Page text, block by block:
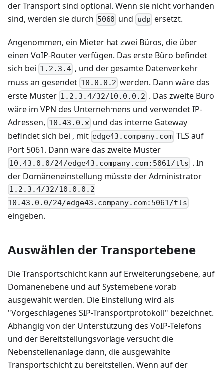
der Transport sind optional. Wenn sie nicht vorhanden
sind, werden sie durch 5060 und udp ersetzt.
Angenommen, ein Mieter hat zwei Büros, die über
einen VoIP-Router verfügen. Das erste Büro befindet
sich bei 1.2.3.4 , und der gesamte Datenverkehr
muss an gesendet 10.0.0.2 werden. Dann wäre das
erste Muster 1.2.3.4/32/10.0.0.2 . Das zweite Büro
wäre im VPN des Unternehmens und verwendet IP-
Adressen, 10.43.0.x und das interne Gateway
befindet sich bei , mit edge43.company.com TLS auf
Port 5061. Dann wäre das zweite Muster
10.43.0.0/24/edge43.company.com:5061/tls . In
der Domäneneinstellung müsste der Administrator
1.2.3.4/32/10.0.0.2
10.43.0.0/24/edge43.company.com:5061/tls
eingeben.
Auswählen der Transportebene
Die Transportschicht kann auf Erweiterungsebene, auf
Domänenebene und auf Systemebene vorab
ausgewählt werden. Die Einstellung wird als
"Vorgeschlagenes SIP-Transportprotokoll" bezeichnet.
Abhängig von der Unterstützung des VoIP-Telefons
und der Bereitstellungsvorlage versucht die
Nebenstellenanlage dann, die ausgewählte
Transportschicht zu bereitstellen. Wenn auf der